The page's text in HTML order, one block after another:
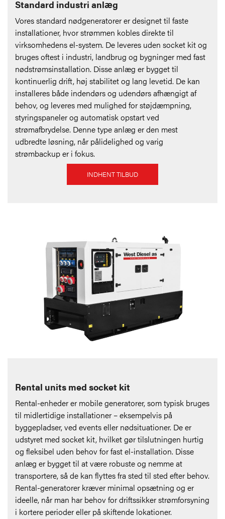
Standard industri anlæg
Vores standard nødgeneratorer er designet til faste
installationer, hvor strømmen kobles direkte til
virksomhedens el-system. De leveres uden socket kit og
bruges oftest i industri, landbrug og bygninger med fast
nødstrømsinstallation. Disse anlæg er bygget til
kontinuerlig drift, høj stabilitet og lang levetid. De kan
installeres både indendørs og udendørs afhængigt af
behov, og leveres med mulighed for støjdæmpning,
styringspaneler og automatisk opstart ved
strømafbrydelse. Denne type anlæg er den mest
udbredte løsning, når pålidelighed og varig
strømbackup er i fokus.
INDHENT TILBUD
Rental units med socket kit
Rental-enheder er mobile generatorer, som typisk bruges
til midlertidige installationer – eksempelvis på
byggepladser, ved events eller nødsituationer. De er
udstyret med socket kit, hvilket gør tilslutningen hurtig
og fleksibel uden behov for fast el-installation. Disse
anlæg er bygget til at være robuste og nemme at
transportere, så de kan flyttes fra sted til sted efter behov.
Rental-generatorer kræver minimal opsætning og er
ideelle, når man har behov for driftssikker strømforsyning
i kortere perioder eller på skiftende lokationer.